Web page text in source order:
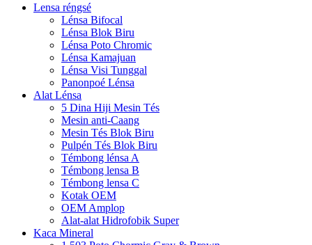
Lensa réngsé
Lénsa Bifocal
Lénsa Blok Biru
Lénsa Poto Chromic
Lénsa Kamajuan
Lénsa Visi Tunggal
Panonpoé Lénsa
Alat Lénsa
5 Dina Hiji Mesin Tés
Mesin anti-Caang
Mesin Tés Blok Biru
Pulpén Tés Blok Biru
Témbong lénsa A
Témbong lensa B
Témbong lensa C
Kotak OEM
OEM Amplop
Alat-alat Hidrofobik Super
Kaca Mineral